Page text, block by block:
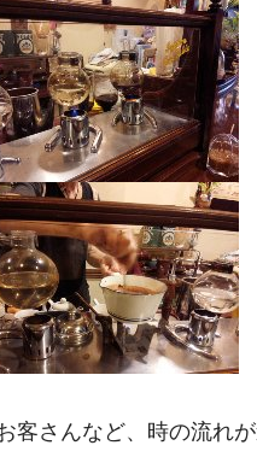
客さんなど、時の流れ